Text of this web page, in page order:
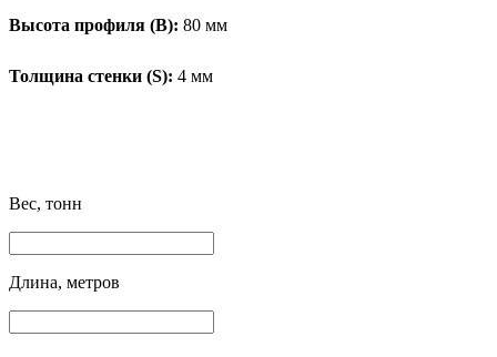
Высота профиля (B): 80 мм
Толщина стенки (S): 4 мм
Вес, тонн
Длина, метров